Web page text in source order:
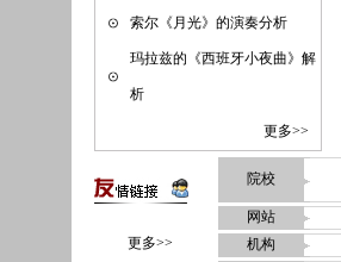
索尔《月光》的演奏分析
玛拉兹的《西班牙小夜曲》解
析
更多>>
更多>>
院校
网站
机构